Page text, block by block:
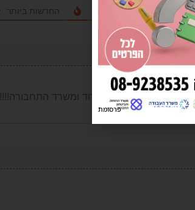
החדשות ביותר
התחשבות עירית אשדוד ומשרד התחבורה!!!!
פרסומת